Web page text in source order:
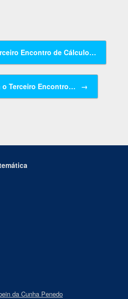
Encontro de Cálculo…
o Terceiro Encontro… →
da Cunha Penedo